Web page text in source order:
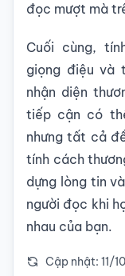
đọc mượt mà
Cuối cùng,
giọng điệu và
nhận diện
tiếp cận có
nhưng tất cả
tính cách
dựng lòng tin
người đọc khi
nhau của bạn.
Cập nhật: 11/